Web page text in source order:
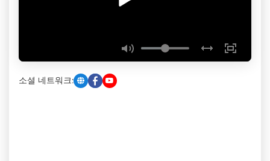
소셜 네트워크: